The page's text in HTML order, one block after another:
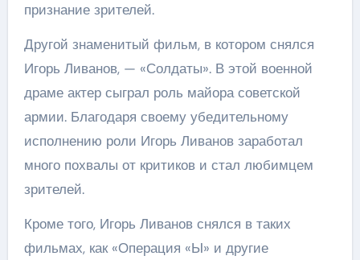
признание зрителей.
Другой знаменитый фильм, в котором снялся
Игорь Ливанов, — «Солдаты». В этой военной
драме актер сыграл роль майора советской
армии. Благодаря своему убедительному
исполнению роли Игорь Ливанов заработал
много похвалы от критиков и стал любимцем
зрителей.
Кроме того, Игорь Ливанов снялся в таких
фильмах, как «Операция «Ы» и другие